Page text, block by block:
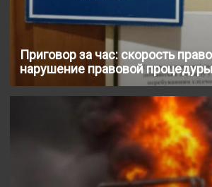
Приговор за час: скорость
нарушение правовой